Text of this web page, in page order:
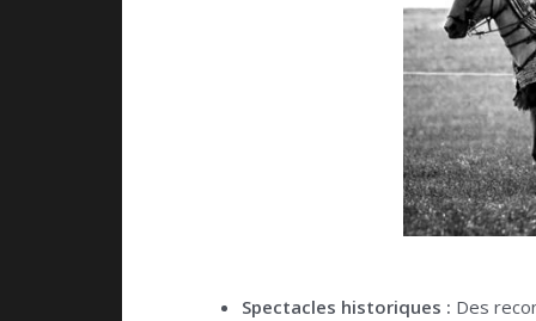
Spectacles historiques : Des